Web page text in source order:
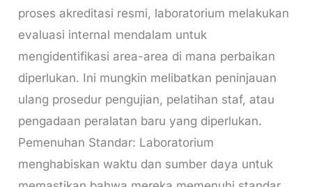
proses akreditasi resmi, laboratorium melakukan
evaluasi internal mendalam untuk
mengidentifikasi area-area di mana perbaikan
diperlukan. Ini mungkin melibatkan peninjauan
ulang prosedur pengujian, pelatihan staf, atau
pengadaan peralatan baru yang diperlukan.
Pemenuhan Standar: Laboratorium
menghabiskan waktu dan sumber daya untuk